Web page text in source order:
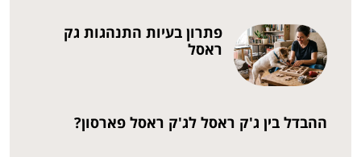
פתרון בעיות התנהגות גק
ראסל
ההבדל בין ג'ק ראסל לג'ק ראסל פארסון?